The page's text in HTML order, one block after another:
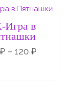
Игра в
₽ – 120 ₽
цен: